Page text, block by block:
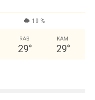
19 %
RAB
29°
KAM
29°